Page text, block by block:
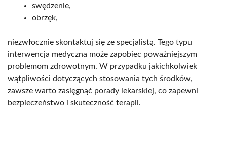
swędzenie,
obrzęk,
niezwłocznie skontaktuj się ze specjalistą. Tego typu
interwencja medyczna może zapobiec poważniejszym
problemom zdrowotnym. W przypadku jakichkolwiek
wątpliwości dotyczących stosowania tych środków,
zawsze warto zasięgnąć porady lekarskiej, co zapewni
bezpieczeństwo i skuteczność terapii.